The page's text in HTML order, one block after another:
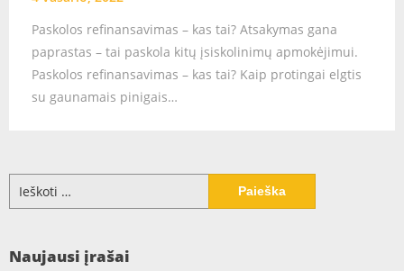
Paskolos refinansavimas – kas tai? Atsakymas gana
paprastas – tai paskola kitų įsiskolinimų apmokėjimui.
Paskolos refinansavimas – kas tai? Kaip protingai elgtis
su gaunamais pinigais…
Naujausi įrašai